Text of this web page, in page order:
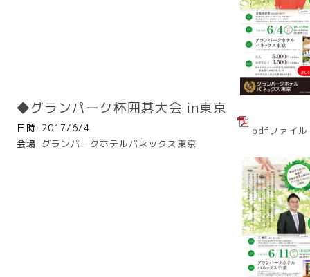
◆グランパーク杯囲碁大会 in東京
pdfファイル
日時 2017/6/4
会場
グランパークホテルパネックス東京